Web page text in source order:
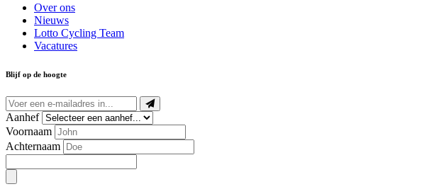
Over ons
Nieuws
Lotto Cycling Team
Vacatures
Blijf op de hoogte
Aanhef
Voornaam
Achternaam